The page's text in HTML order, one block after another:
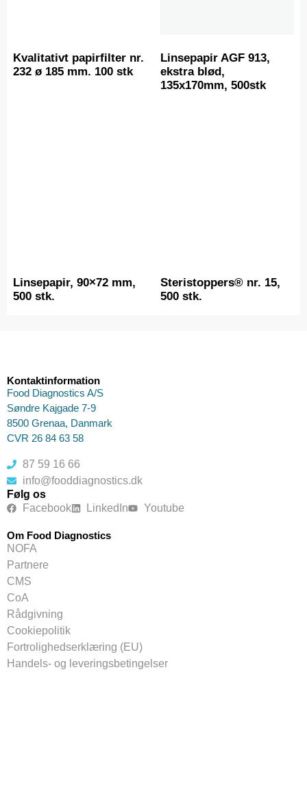
Kvalitativt papirfilter nr.
232 ø 185 mm. 100 stk
Linsepapir AGF 913,
ekstra blød,
135x170mm, 500stk
Linsepapir, 90×72 mm,
500 stk.
Steristoppers® nr. 15,
500 stk.
Kontaktinformation
Food Diagnostics A/S
Søndre Kajgade 7-9
8500 Grenaa, Danmark
CVR 26 84 63 58
87 59 16 66
info@fooddiagnostics.dk
Følg os
Facebook
LinkedIn Youtube
Om Food Diagnostics
NOFA
Partnere
CMS
CoA
Rådgivning
Cookiepolitik
Fortrolighedserklæring (EU)
Handels- og leveringsbetingelser